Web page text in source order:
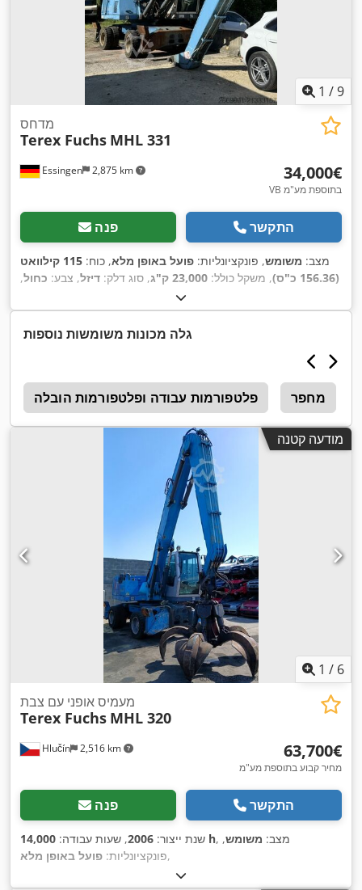
1 /9
Essingen 2,875 km
מדחס
Terex Fuchs MHL 331
‏34,000 ‏€
VB בתוספת מע"מ
פנה התקשר
מצב: משומש, פונקציונליות: פועל באופן מלא, כוח:
115 קילוואט
(156.36 כ"ס)
, משקל כולל: 23,000 ק"ג , סוג דלק: דיזל, צבע: כחול,
, משקל טעינה מרבי:
עצמי:24,200 ק"ג , דלק:דיזל, סוג תמסורת:אוטומטי, שנת ייצור:
2005, שעות עבודה: 14,800 h הידראוליקה של גריפר, זרועגלה מכונות משומשות נוספות
פלטפורמות עבודה ופלטפורמות הובלה מחפר
מודעה קטנה
1 / 6
Hlučín 2,516 km
מעמיס אופני עם צבת
Terex Fuchs MHL 320
‏63,700 ‏€
מחיר קבוע בתוספת מע"מ
פנה התקשר
שנת ייצור: 2006, שעות עבודה: 14,000 h , מצב: משומש,
פונקציונליות: פועל באופן מלא ,